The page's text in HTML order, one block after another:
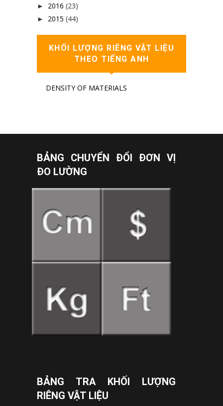
► 2016 (23)
► 2015 (44)
KHỐI LƯỢNG RIÊNG VẬT LIỆU
THEO TIẾNG ANH
DENSITY OF MATERIALS
BẢNG CHUYỂN ĐỔI ĐƠN VỊ
ĐO LƯỜNG
BẢNG TRA KHỐI LƯỢNG
RIÊNG VẬT LIỆU